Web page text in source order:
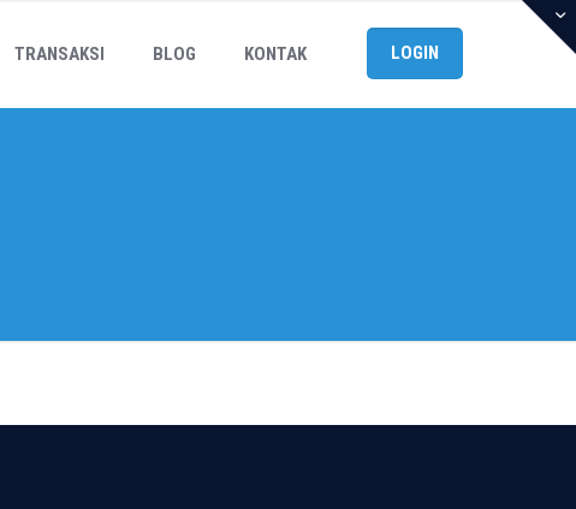
TRANSAKSI BLOG KONTAK LOGIN